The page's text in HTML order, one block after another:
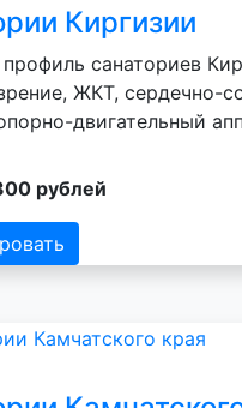
Киргизии
санаториев
ЖКТ, сердечно-
двигательный
рублей